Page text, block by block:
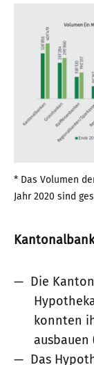
* Das Volumen
Jahr 2020 sind
Die
konnten
ausbauen
Das